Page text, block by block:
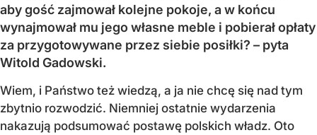
aby gość zajmował kolejne pokoje, a w końcu
wynajmował mu jego własne meble i pobierał opłaty
za przygotowywane przez siebie posiłki? – pyta
Witold Gadowski.
Wiem, i Państwo też wiedzą, a ja nie chcę się nad tym
zbytnio rozwodzić. Niemniej ostatnie wydarzenia
nakazują podsumować postawę polskich władz. Oto